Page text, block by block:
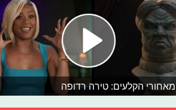
מאחורי הקלעים: טירה רדופה